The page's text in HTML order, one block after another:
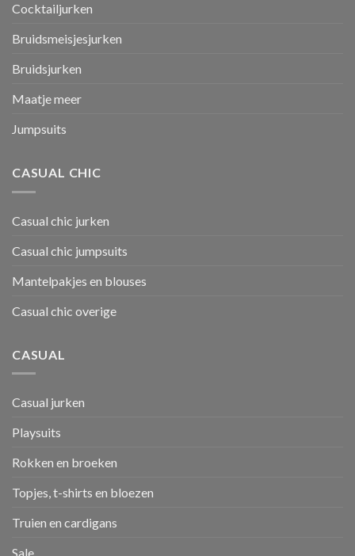
Cocktailjurken
Bruidsmeisjesjurken
Bruidsjurken
Maatje meer
Jumpsuits
CASUAL CHIC
Casual chic jurken
Casual chic jumpsuits
Mantelpakjes en blouses
Casual chic overige
CASUAL
Casual jurken
Playsuits
Rokken en broeken
Topjes, t-shirts en bloezen
Truien en cardigans
Sale